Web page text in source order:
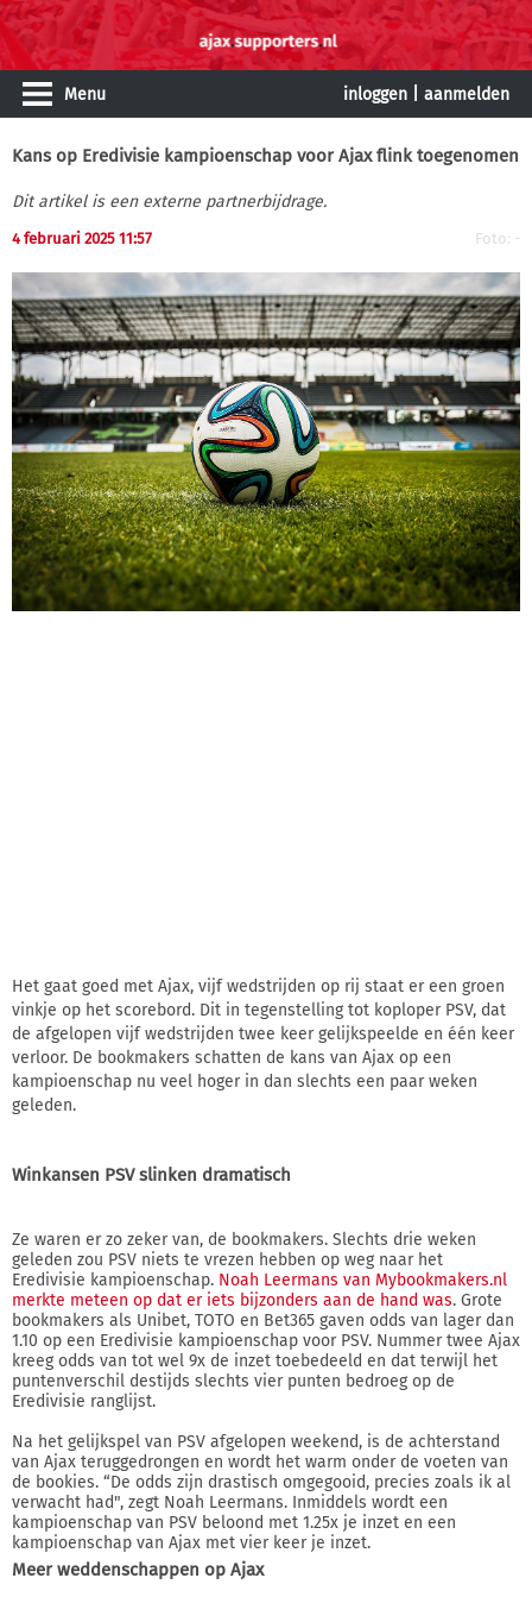
Menu inloggen aanmelden
Kans op Eredivisie kampioenschap voor Ajax flink toegenomen
Dit artikel is een externe partnerbijdrage.
4 februari 2025 11:57 Foto: -
Het gaat goed met Ajax, vijf wedstrijden op rij staat er een groen
vinkje op het scorebord. Dit in tegenstelling tot koploper PSV, dat
de afgelopen vijf wedstrijden twee keer gelijkspeelde en één keer
verloor. De bookmakers schatten de kans van Ajax op een
kampioenschap nu veel hoger in dan slechts een paar weken
geleden.
Winkansen PSV slinken dramatisch
Ze waren er zo zeker van, de bookmakers. Slechts drie weken
geleden zou PSV niets te vrezen hebben op weg naar het
Eredivisie kampioenschap. Noah Leermans van Mybookmakers.nl
merkte meteen op dat er iets bijzonders aan de hand was. Grote
bookmakers als Unibet, TOTO en Bet365 gaven odds van lager dan
1.10 op een Eredivisie kampioenschap voor PSV. Nummer twee Ajax
kreeg odds van tot wel 9x de inzet toebedeeld en dat terwijl het
puntenverschil destijds slechts vier punten bedroeg op de
Eredivisie ranglijst.
Na het gelijkspel van PSV afgelopen weekend, is de achterstand
van Ajax teruggedrongen en wordt het warm onder de voeten van
de bookies. “De odds zijn drastisch omgegooid, precies zoals ik al
verwacht had", zegt Noah Leermans. Inmiddels wordt een
kampioenschap van PSV beloond met 1.25x je inzet en een
kampioenschap van Ajax met vier keer je inzet.
Meer weddenschappen op Ajax